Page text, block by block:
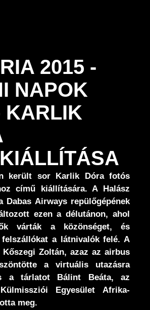
2015 -
NAPOK
KARLIK
került sor Karlik Dóra fotós
című kiállítására. A Halász
Dabas Airways repülőgépének
ezen a délutánon, ahol
várták a közönséget, és
a látnivalók felé. A
Kőszegi Zoltán, azaz az airbus
a virtuális utazásra
a tárlatot Bálint Beáta, az
Egyesület Afrika-
meg.